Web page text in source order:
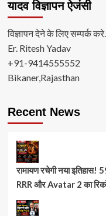
यादव विज्ञापन ऐजंसी
विज्ञापन देने के लिए सम्पर्क करे.
Er. Ritesh Yadav
+91-9414555552
Bikaner,Rajasthan
Recent News
रामायण रचेगी नया इतिहास!
RRR और Avatar 2 का